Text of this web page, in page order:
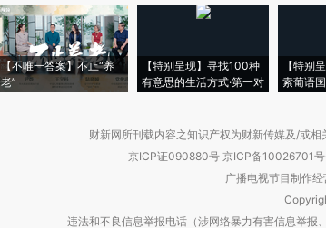
【不唯一答案】不止“养
老”
【特别呈现】寻找100种
有意思的生活方式·第一对
【特别
索葡语
财新网所刊载内容之知识产权为财新传媒及/或
京ICP证090880号 京ICP备10026701
广播电视节目制作
违法和不良信息举报电话（涉网络暴力有害信息举